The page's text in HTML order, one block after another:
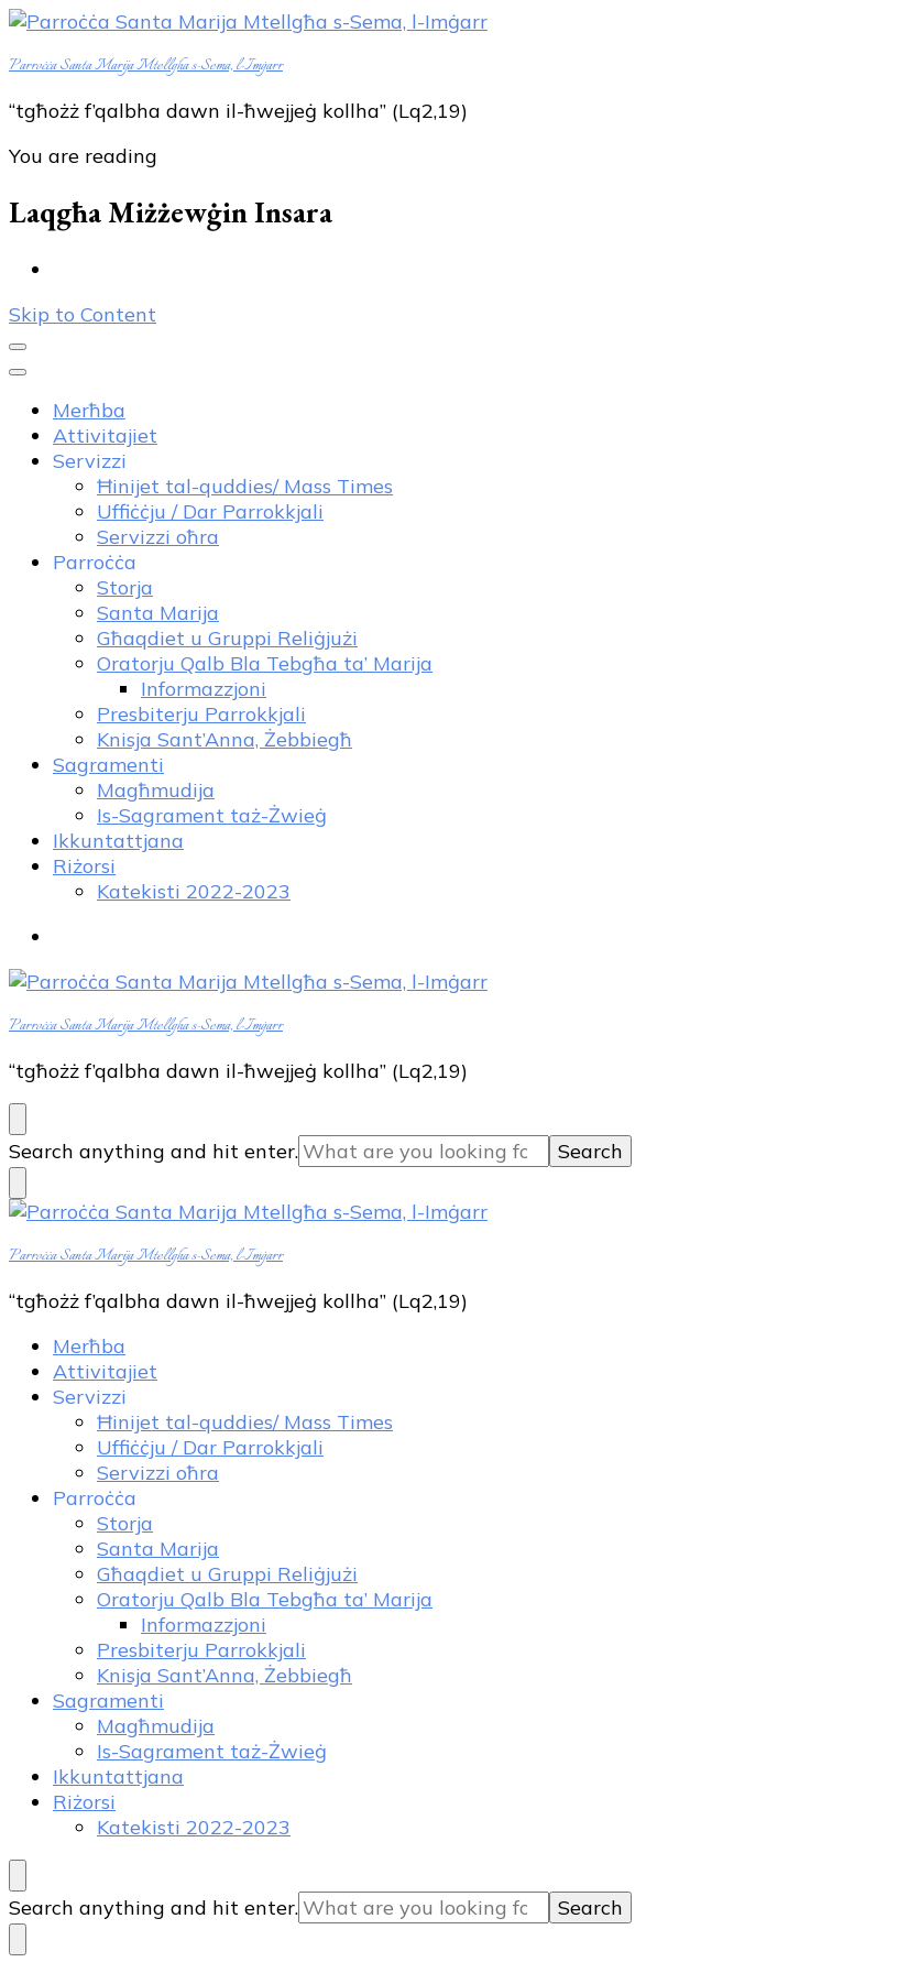
Parroċċa Santa Marija Mtellgħa s-Sema, l-Imġarr
“tgħożż f’qalbha dawn il-ħwejjeġ kollha” (Lq2,19)
You are reading
Laqgħa Miżżewġin Insara
Skip to Content
Merħba
Attivitajiet
Servizzi
Ħinijet tal-quddies/ Mass Times
Uffiċċju / Dar Parrokkjali
Servizzi oħra
Parroċċa
Storja
Santa Marija
Għaqdiet u Gruppi Reliġjużi
Oratorju Qalb Bla Tebgħa ta’ Marija
Informazzjoni
Presbiterju Parrokkjali
Knisja Sant’Anna, Żebbiegħ
Sagramenti
Magħmudija
Is-Sagrament taż-Żwieġ
Ikkuntattjana
Riżorsi
Katekisti 2022-2023
Parroċċa Santa Marija Mtellgħa s-Sema, l-Imġarr
“tgħożż f’qalbha dawn il-ħwejjeġ kollha” (Lq2,19)
Looking
for
Something?
Search anything and hit enter.
Parroċċa Santa Marija Mtellgħa s-Sema, l-Imġarr
“tgħożż f’qalbha dawn il-ħwejjeġ kollha” (Lq2,19)
Merħba
Attivitajiet
Servizzi
Ħinijet tal-quddies/ Mass Times
Uffiċċju / Dar Parrokkjali
Servizzi oħra
Parroċċa
Storja
Santa Marija
Għaqdiet u Gruppi Reliġjużi
Oratorju Qalb Bla Tebgħa ta’ Marija
Informazzjoni
Presbiterju Parrokkjali
Knisja Sant’Anna, Żebbiegħ
Sagramenti
Magħmudija
Is-Sagrament taż-Żwieġ
Ikkuntattjana
Riżorsi
Katekisti 2022-2023
Looking
for
Something?
Search anything and hit enter.